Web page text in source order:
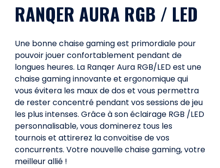
RANQER AURA RGB / LED
Une bonne chaise gaming est primordiale pour
pouvoir jouer confortablement pendant de
longues heures. La Ranqer Aura RGB/LED est une
chaise gaming innovante et ergonomique qui
vous évitera les maux de dos et vous permettra
de rester concentré pendant vos sessions de jeu
les plus intenses. Grâce à son éclairage RGB /LED
personnalisable, vous dominerez tous les
tournois et attirerez la convoitise de vos
concurrents. Votre nouvelle chaise gaming, votre
meilleur allié !